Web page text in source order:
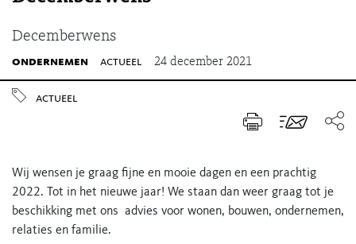
Decemberwens
ondernemen actueel 24 december 2021
actueel
Wij wensen je graag fijne en mooie dagen en een prachtig
2022. Tot in het nieuwe jaar! We staan dan weer graag tot je
beschikking met ons advies voor wonen, bouwen, ondernemen,
relaties en familie.